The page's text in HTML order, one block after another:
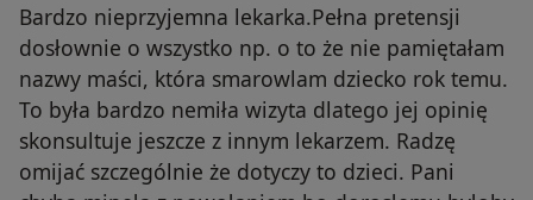
Bardzo nieprzyjemna lekarka.Pełna pretensji
dosłownie o wszystko np. o to że nie pamiętałam
nazwy maści, która smarowlam dziecko rok temu.
To była bardzo nemiła wizyta dlatego jej opinię
skonsultuje jeszcze z innym lekarzem. Radzę
omijać szczególnie że dotyczy to dzieci. Pani